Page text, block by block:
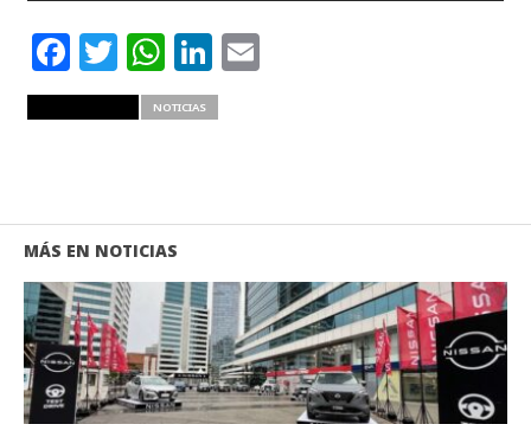
Facebook
Twitter
WhatsApp
LinkedIn
Email
NOTICIAS
MÁS EN NOTICIAS